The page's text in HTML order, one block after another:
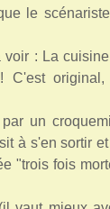
le
: La
un
à s'en sortir
"trois fois